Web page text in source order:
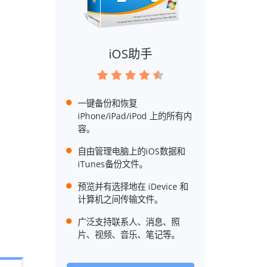
iOS助手
一键备份和恢复
iPhone/iPad/iPod 上的所有内
容。
自由管理电脑上的iOS数据和
iTunes备份文件。
预览并有选择地在 iDevice 和
计算机之间传输文件。
广泛支持联系人、消息、照
片、视频、音乐、笔记等。